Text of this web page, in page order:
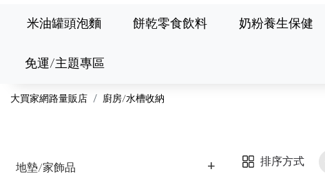
米油罐頭泡麵 餅乾零食飲料 奶粉養生保健
免運/主題專區
大買家網路量販店 廚房/水槽收納
地墊/家飾品
排序方式